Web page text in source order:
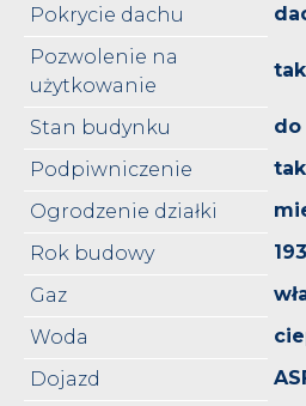
Pokrycie dachu
Pozwolenie na
użytkowanie
tak
Stan budynku
do
Podpiwniczenie
tak
Ogrodzenie działki
Rok budowy
Gaz
Woda
Dojazd